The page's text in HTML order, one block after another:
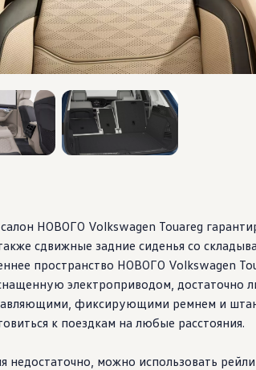
салон НОВОГО Volkswagen Touareg
сдвижные задние сиденья со
пространство НОВОГО Volkswagen
электроприводом, достаточно
фиксирующими ремнем и
к поездкам на любые расстояния.
недостаточно, можно использовать